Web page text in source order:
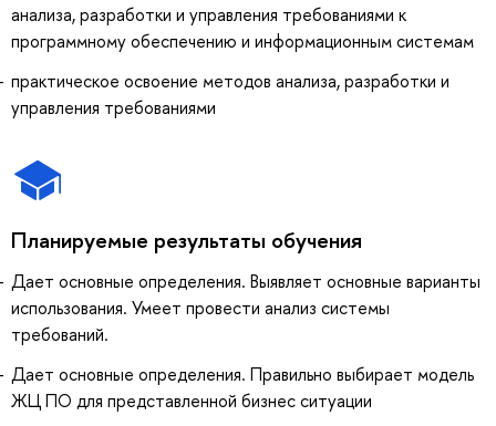
анализа, разработки и управления требованиями к
программному обеспечению и информационным системам
практическое освоение методов анализа, разработки и
управления требованиями
Планируемые результаты обучения
Дает основные определения. Выявляет основные варианты
использования. Умеет провести анализ системы
требований.
Дает основные определения. Правильно выбирает модель
ЖЦ ПО для представленной бизнес ситуации